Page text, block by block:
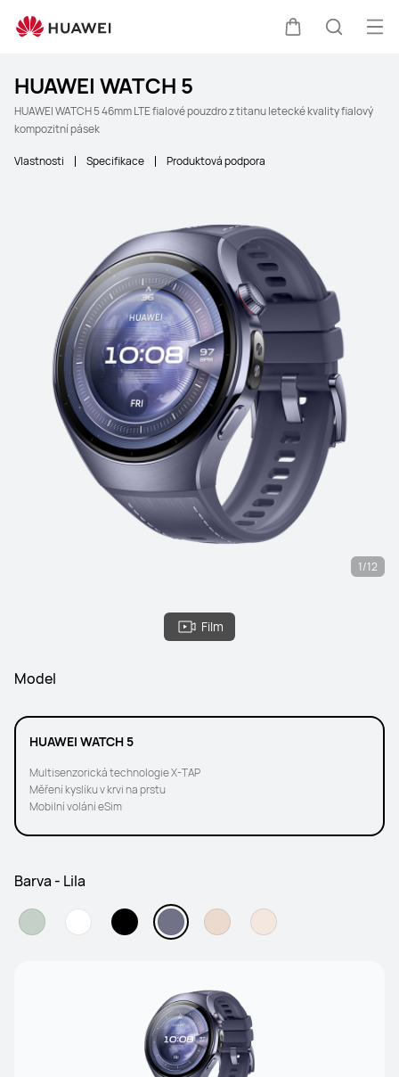
HUAWEI WATCH 5
HUAWEI WATCH 5 46mm LTE fialové pouzdro z titanu letecké kvality fialový
kompozitní pásek
Vlastnosti Specifikace Produktová podpora
Film
1/12
Model
HUAWEI WATCH 5
Multisenzorická technologie X-TAP
Měření kyslíku v krvi na prstu
Mobilní volání eSim
Barva - Lila